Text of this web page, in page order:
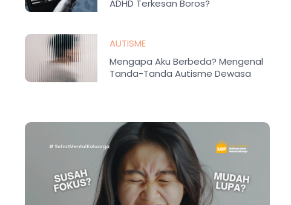
ADHD Terkesan Boros?
AUTISME
Mengapa Aku Berbeda? Mengenal
Tanda-Tanda Autisme Dewasa